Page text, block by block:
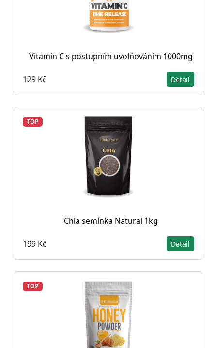
Vitamin C s postupním uvolňováním 1000mg
129 Kč Detail
TOP
Chia semínka Natural 1kg
199 Kč Detail
TOP